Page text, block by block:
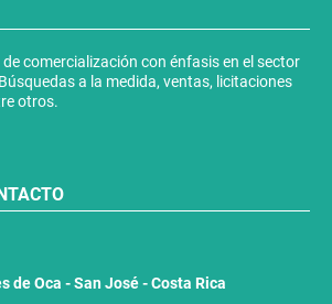
comercialización con énfasis en el sector
a la medida, ventas, licitaciones
otros.
de Oca - San José - Costa Rica